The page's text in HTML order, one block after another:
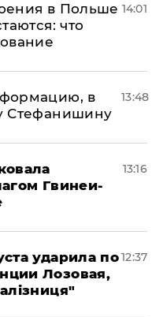
в Польше
что
14:01
в
Стефанишину
13:48
Гвинеи-
13:16
ударила по
Лозовая,
12:37